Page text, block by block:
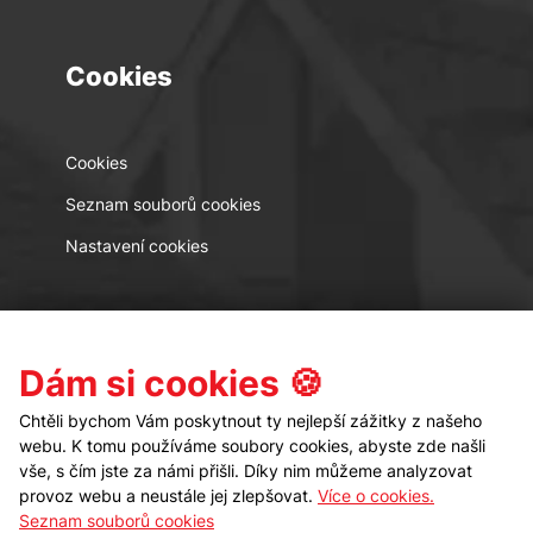
Cookies
Cookies
Seznam souborů cookies
Nastavení cookies
Kontakt Sledujte nás
Dám si cookies 🍪
Chtěli bychom Vám poskytnout ty nejlepší zážitky z našeho
webu. K tomu používáme soubory cookies, abyste zde našli
vše, s čím jste za námi přišli. Díky nim můžeme analyzovat
provoz webu a neustále jej zlepšovat. Více o cookies.
Seznam souborů cookies